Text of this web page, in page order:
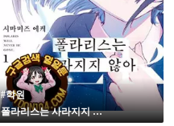
#학원
폴라리스는 사라지지 않아